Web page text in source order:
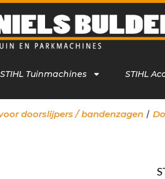
STIHL Tuinmachines STIHL
doorslijpers / bandenzagen /